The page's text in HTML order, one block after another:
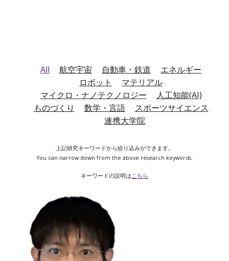
All 航空宇宙 自動車・鉄道
エネルギー
ロボット
マテリアル
マイクロ・ナノテクノロジー
人工知能(AI)
ものづくり
数学・言語
スポーツサイエンス
連携大学院
上記研究キーワードから絞り込みができます。
You can narrow down from the above research keywords.
キーワードの説明はこちら